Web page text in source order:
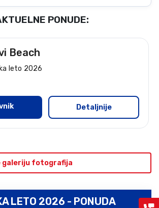
PONUDE:
Beach
leto 2026
Detaljnije
galeriju fotografija
LETO 2026 - PONUDA